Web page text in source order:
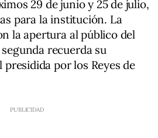
29 de junio y 25 de julio,
para la institución. La
la apertura al público del
recuerda su
por los Reyes de